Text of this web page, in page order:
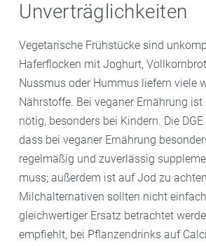
Unverträglichkeiten
Vegetarische Frühstücke sind
Haferflocken mit Joghurt,
Nussmus oder Hummus liefern viele
Nährstoffe. Bei veganer Ernährung
nötig, besonders bei Kindern. Die
dass bei veganer Ernährung
regelmäßig und zuverlässig
muss; außerdem ist auf Jod zu
Milchalternativen sollten nicht
gleichwertiger Ersatz betrachtet
empfiehlt, bei Pflanzendrinks auf